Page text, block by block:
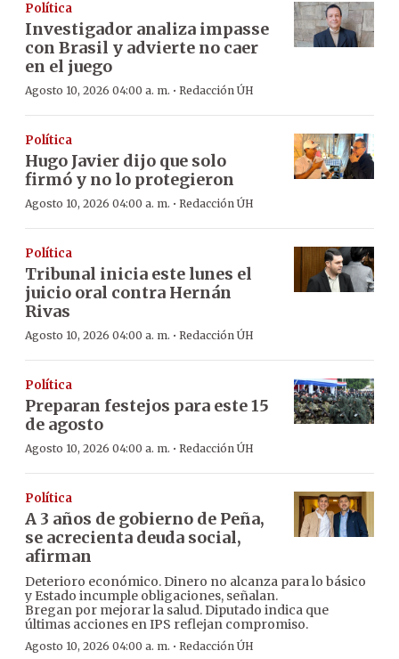
Política
Investigador analiza impasse
con Brasil y advierte no caer
en el juego
Agosto 10, 2026 04:00 a. m. · Redacción ÚH
Política
Hugo Javier dijo que solo
firmó y no lo protegieron
Agosto 10, 2026 04:00 a. m. · Redacción ÚH
Política
Tribunal inicia este lunes el
juicio oral contra Hernán
Rivas
Agosto 10, 2026 04:00 a. m. · Redacción ÚH
Política
Preparan festejos para este 15
de agosto
Agosto 10, 2026 04:00 a. m. · Redacción ÚH
Política
A 3 años de gobierno de Peña,
se acrecienta deuda social,
afirman
Deterioro económico. Dinero no alcanza para lo básico
y Estado incumple obligaciones, señalan.
Bregan por mejorar la salud. Diputado indica que
últimas acciones en IPS reflejan compromiso.
Agosto 10, 2026 04:00 a. m. · Redacción ÚH